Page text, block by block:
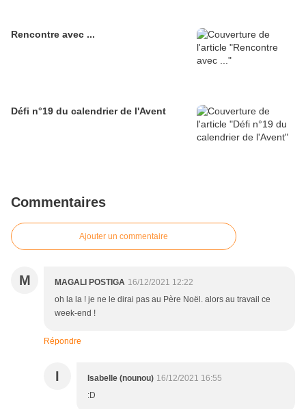
Rencontre avec ...
Défi n°19 du calendrier de l'Avent
Commentaires
Ajouter un commentaire
M MAGALI POSTIGA 16/12/2021 12:22
oh la la ! je ne le dirai pas au Père Noël. alors au travail ce
week-end !
Répondre
I Isabelle (nounou) 16/12/2021 16:55
:D